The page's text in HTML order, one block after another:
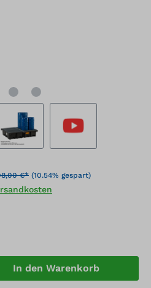
€* (10.54% gespart)
den
In den Warenkorb